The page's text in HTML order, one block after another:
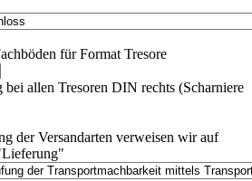
für Format Tresore
bei allen Tresoren DIN rechts (Scharniere
der Versandarten verweisen wir auf